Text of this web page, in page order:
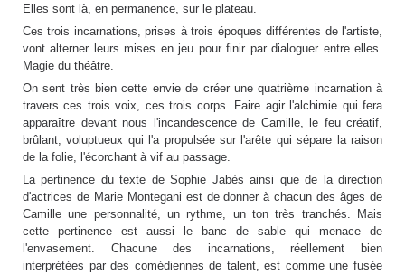
Elles sont là, en permanence, sur le plateau.
Ces trois incarnations, prises à trois époques différentes de l'artiste,
vont alterner leurs mises en jeu pour finir par dialoguer entre elles.
Magie du théâtre.
On sent très bien cette envie de créer une quatrième incarnation à
travers ces trois voix, ces trois corps. Faire agir l'alchimie qui fera
apparaître devant nous l'incandescence de Camille, le feu créatif,
brûlant, voluptueux qui l'a propulsée sur l'arête qui sépare la raison
de la folie, l'écorchant à vif au passage.
La pertinence du texte de Sophie Jabès ainsi que de la direction
d'actrices de Marie Montegani est de donner à chacun des âges de
Camille une personnalité, un rythme, un ton très tranchés. Mais
cette pertinence est aussi le banc de sable qui menace de
l'envasement. Chacune des incarnations, réellement bien
interprétées par des comédiennes de talent, est comme une fusée